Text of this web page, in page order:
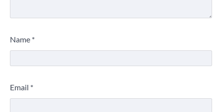
Name *
Email *